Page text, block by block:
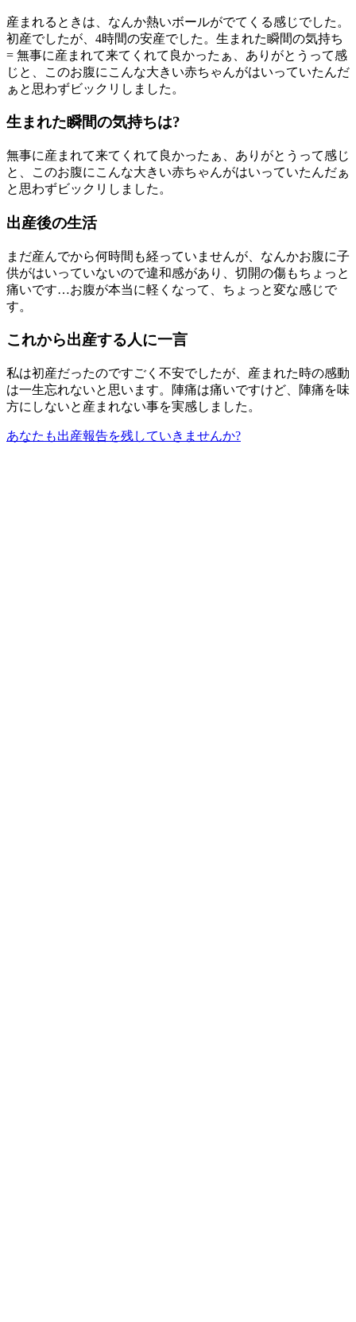
産まれるときは、なんか熱いボールがでてくる感じでした。
初産でしたが、4時間の安産でした。生まれた瞬間の気持ち
= 無事に産まれて来てくれて良かったぁ、ありがとうって感
じと、このお腹にこんな大きい赤ちゃんがはいっていたんだ
ぁと思わずビックリしました。
生まれた瞬間の気持ちは?
無事に産まれて来てくれて良かったぁ、ありがとうって感じ
と、このお腹にこんな大きい赤ちゃんがはいっていたんだぁ
と思わずビックリしました。
出産後の生活
まだ産んでから何時間も経っていませんが、なんかお腹に子
供がはいっていないので違和感があり、切開の傷もちょっと
痛いです…お腹が本当に軽くなって、ちょっと変な感じで
す。
これから出産する人に一言
私は初産だったのですごく不安でしたが、産まれた時の感動
は一生忘れないと思います。陣痛は痛いですけど、陣痛を味
方にしないと産まれない事を実感しました。
あなたも出産報告を残していきませんか?